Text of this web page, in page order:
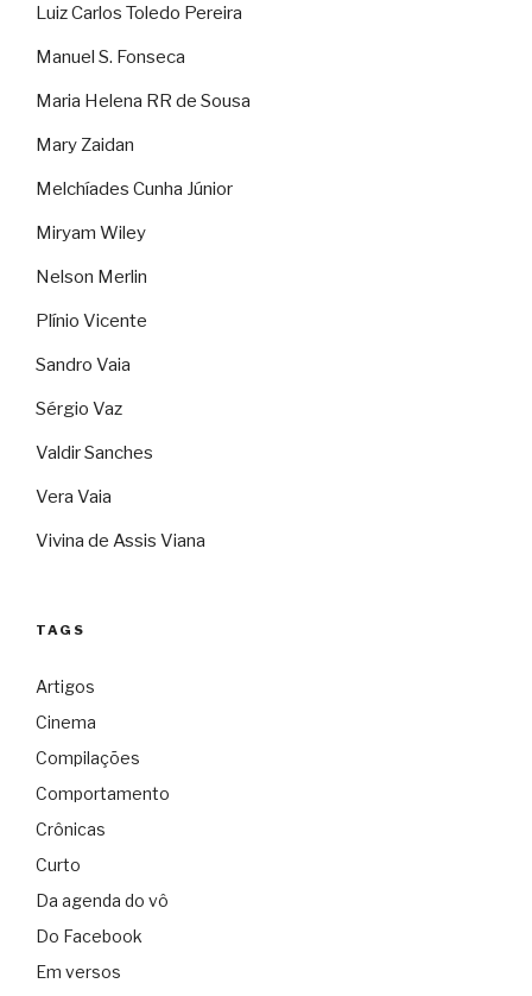
Luiz Carlos Toledo Pereira
Manuel S. Fonseca
Maria Helena RR de Sousa
Mary Zaidan
Melchíades Cunha Júnior
Miryam Wiley
Nelson Merlin
Plínio Vicente
Sandro Vaia
Sérgio Vaz
Valdir Sanches
Vera Vaia
Vivina de Assis Viana
TAGS
Artigos
Cinema
Compilações
Comportamento
Crônicas
Curto
Da agenda do vô
Do Facebook
Em versos